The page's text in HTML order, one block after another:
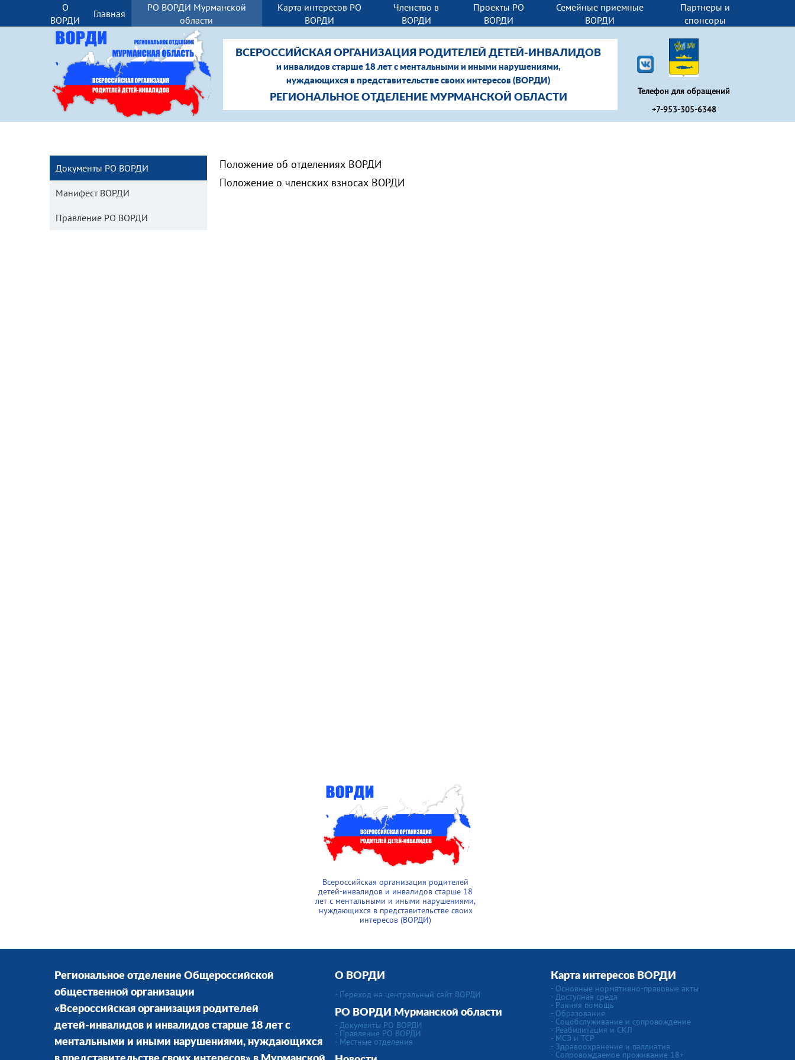
О
ВОРДИ
Главная
РО ВОРДИ Мурманской
области
Карта интересов РО
ВОРДИ
Членство в
ВОРДИ
Проекты РО
ВОРДИ
Семейные приемные
ВОРДИ
Партнеры и
спонсоры
Телефон для обращений
+7-953-305-6348
ВСЕРОССИЙСКАЯ ОРГАНИЗАЦИЯ РОДИТЕЛЕЙ ДЕТЕЙ-ИНВАЛИДОВ
и инвалидов старше 18 лет с ментальными и иными нарушениями,
нуждающихся в представительстве своих интересов (ВОРДИ)
РЕГИОНАЛЬНОЕ ОТДЕЛЕНИЕ МУРМАНСКОЙ ОБЛАСТИ
Документы РО ВОРДИ
Манифест ВОРДИ
Правление РО ВОРДИ
Положение об отделениях ВОРДИ
Положение о членских взносах ВОРДИ
Всероссийская организация родителей
детей-инвалидов и инвалидов старше 18
лет с ментальными и иными нарушениями,
нуждающихся в представительстве своих
интересов (ВОРДИ)
Региональное отделение Общероссийской
общественной организации
«Всероссийская организация родителей
детей-инвалидов и инвалидов старше 18 лет с
ментальными и иными нарушениями, нуждающихся
О ВОРДИ
- Переход на центральный сайт ВОРДИ
РО ВОРДИ Мурманской области
- Документы РО ВОРДИ
- Правление РО ВОРДИ
- Местные отделения
Карта интересов ВОРДИ
- Основные нормативно-правовые акты
- Доступная среда
- Ранняя помощь
- Образование
- Соцобслуживание и сопровождение
- Реабилитация и СКЛ
- МСЭ и ТСР
- Здравоохранение и паллиатив
- Сопровождаемое проживание 18+